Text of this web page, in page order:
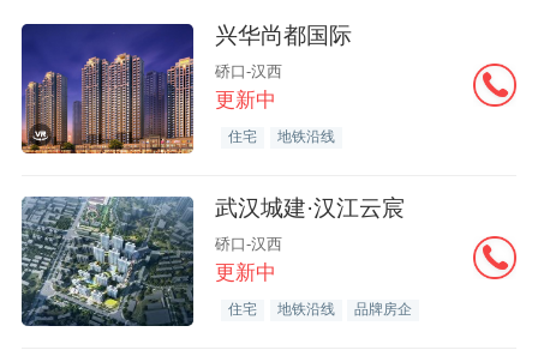
兴华尚都国际
硚口-汉西
更新中
住宅 地铁沿线
武汉城建·汉江云宸
硚口-汉西
更新中
住宅 地铁沿线 品牌房企